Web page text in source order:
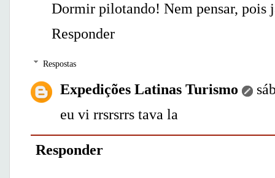
Dormir pilotando! Nem pensar, pois
Responder
Respostas
Expedições Latinas Turismo
eu vi rrsrsrrs tava la
Responder